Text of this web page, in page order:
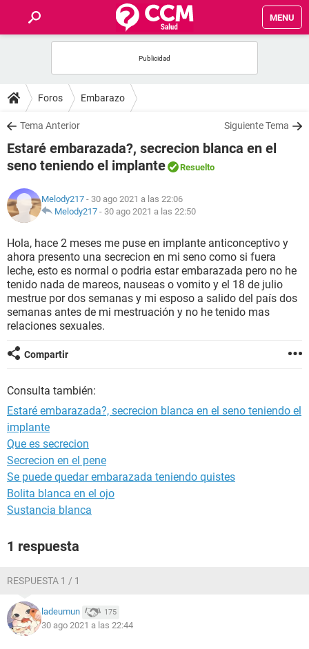
MENU
FOROS
SALUD
FAMILIA
NUTRICIÓN
SEXUALIDAD
GLOSARIO
Foros Embarazo
Tema Anterior Siguiente Tema
Estaré embarazada?, secrecion blanca en el
seno teniendo el implante
Resuelto
Melody217 - 30 ago 2021 a las 22:06
Melody217 - 30 ago 2021 a las 22:50
Hola, hace 2 meses me puse en implante anticonceptivo y
ahora presento una secrecion en mi seno como si fuera
leche, esto es normal o podria estar embarazada pero no he
tenido nada de mareos, nauseas o vomito y el 18 de julio
mestrue por dos semanas y mi esposo a salido del país dos
semanas antes de mi mestruación y no he tenido mas
relaciones sexuales.
Compartir
Consulta también:
Estaré embarazada?, secrecion blanca en el seno teniendo el
implante
Que es secrecion
Secrecion en el pene
Se puede quedar embarazada teniendo quistes
Bolita blanca en el ojo
Sustancia blanca
1 respuesta
RESPUESTA 1 / 1
ladeumun 175
30 ago 2021 a las 22:44